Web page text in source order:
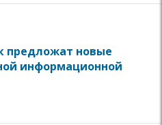
предложат новые
информационной